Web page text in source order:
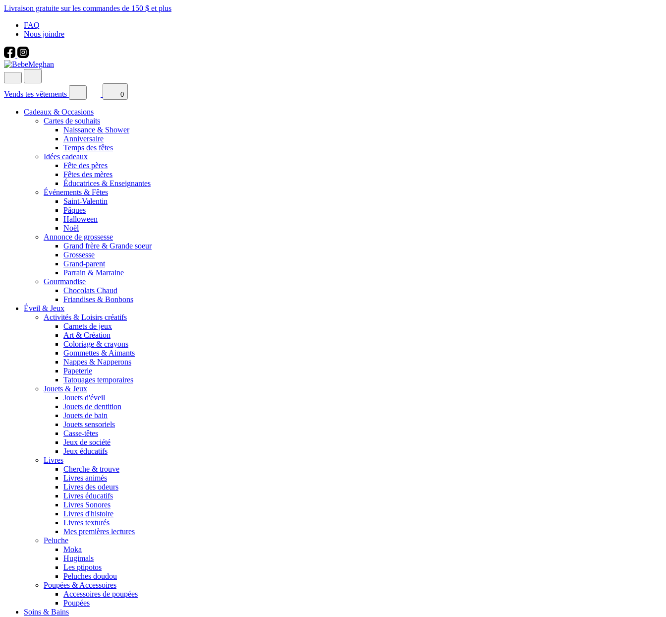
Livraison gratuite sur les commandes de 150 $ et plus
FAQ
Nous joindre
Vends tes vêtements 0
Cadeaux & Occasions
Cartes de souhaits
Naissance & Shower
Anniversaire
Temps des fêtes
Idées cadeaux
Fête des pères
Fêtes des mères
Éducatrices & Enseignantes
Événements & Fêtes
Saint-Valentin
Pâques
Halloween
Noël
Annonce de grossesse
Grand frère & Grande soeur
Grossesse
Grand-parent
Parrain & Marraine
Gourmandise
Chocolats Chaud
Friandises & Bonbons
Éveil & Jeux
Activités & Loisirs créatifs
Carnets de jeux
Art & Création
Coloriage & crayons
Gommettes & Aimants
Nappes & Napperons
Papeterie
Tatouages temporaires
Jouets & Jeux
Jouets d'éveil
Jouets de dentition
Jouets de bain
Jouets sensoriels
Casse-têtes
Jeux de société
Jeux éducatifs
Livres
Cherche & trouve
Livres animés
Livres des odeurs
Livres éducatifs
Livres Sonores
Livres d'histoire
Livres texturés
Mes premières lectures
Peluche
Moka
Hugimals
Les ptipotos
Peluches doudou
Poupées & Accessoires
Accessoires de poupées
Poupées
Soins & Bains